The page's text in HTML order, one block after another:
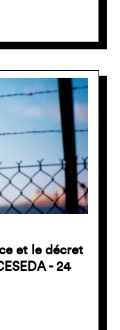
et le décret
- 24